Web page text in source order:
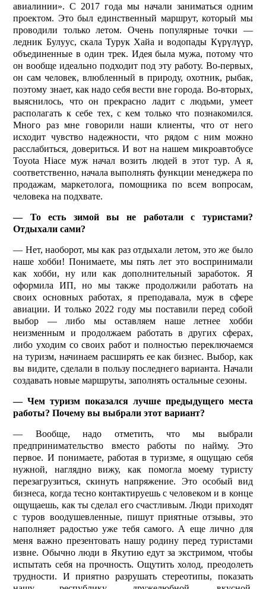
авиалинии». С 2017 года мы начали заниматься одним
проектом. Это был единственный маршрут, который мы
проводили только летом. Очень популярные точки —
ледник Булуус, скала Турук Хайа и водопады Күрүлүүр,
объединенные в один трек. Идея была мужа, потому что
он вообще идеально подходит под эту работу. Во-первых,
он сам человек, влюбленный в природу, охотник, рыбак,
по­этому знает, как надо себя вести вне города. Во-вторых,
выяснилось, что он прекрасно ладит с людьми, умеет
располагать к себе тех, с кем только что познакомился.
Много раз мне говорили наши клиенты, что от него
исходит чувство надежности, что рядом с ним можно
расслабиться, довериться. И вот на нашем микроавтобусе
Toyota Hiace муж начал возить людей в этот тур. А я,
соответственно, начала выполнять функции менеджера по
продажам, маркетолога, помощника по всем вопросам,
человека на подхвате.
— То есть зимой вы не работали с туристами?
Отдыхали сами?
— Нет, наоборот, мы как раз отдыхали летом, это же было
наше хобби! Понимаете, мы пять лет это воспринимали
как хобби, ну или как дополнительный заработок. Я
оформила ИП, но мы также продолжили работать на
своих основных работах, я преподавала, муж в сфере
авиации. И только 2022 году мы поставили перед собой
выбор — либо мы оставляем наше летнее хобби
неизменным и продолжаем работать в других сферах,
либо уходим со своих работ и полностью переключаемся
на туризм, начинаем расширять ее как бизнес. Выбор, как
вы видите, сделали в пользу последнего варианта. Начали
создавать новые маршруты, заполнять остальные сезоны.
— Чем туризм показался лучше предыдущего места
работы? Почему вы выбрали этот вариант?
— Вообще, надо отметить, что мы выбрали
предпринимательство вместо работы по найму. Это
первое. И понимаете, работая в туризме, я ощущаю себя
нужной, наглядно вижу, как помогла моему туристу
перезагрузиться, скинуть напряжение. Это особый вид
бизнеса, когда тесно контактируешь с человеком и в конце
ощущаешь, как ты сделал его счастливым. Люди приходят
с туров воодушевленные, пишут приятные отзывы, это
наполняет радостью уже тебя самого. А еще лично для
меня важно презентовать нашу родину перед туристами
извне. Обыч­но люди в Якутию едут за экстримом, чтобы
испытать себя на прочность. Ощутить холод, преодолеть
трудности. И приятно разрушать стереотипы, показать